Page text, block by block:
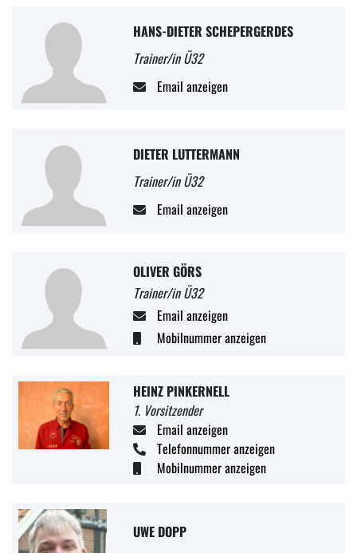
HANS-DIETER SCHEPERGERDES
Trainer/in Ü32
Email anzeigen
DIETER LUTTERMANN
Trainer/in Ü32
Email anzeigen
OLIVER GÖRS
Trainer/in Ü32
Email anzeigen
Mobilnummer anzeigen
HEINZ PINKERNELL
1. Vorsitzender
Email anzeigen
Telefonnummer anzeigen
Mobilnummer anzeigen
UWE DOPP